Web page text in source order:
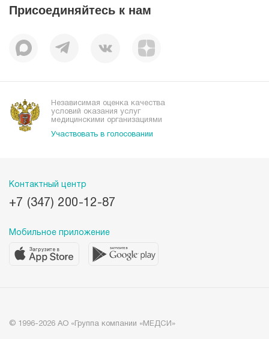
Миссия
Корпоративная социальная ответственность
Наши преимущества
Присоединяйтесь к нам
Независимая оценка качества
условий оказания услуг
медицинскими организациями
Участвовать в голосовании
Контактный центр
+7 (347) 200-12-87
Мобильное приложение
© 1996-2026 АО «Группа компании «МЕДСИ»